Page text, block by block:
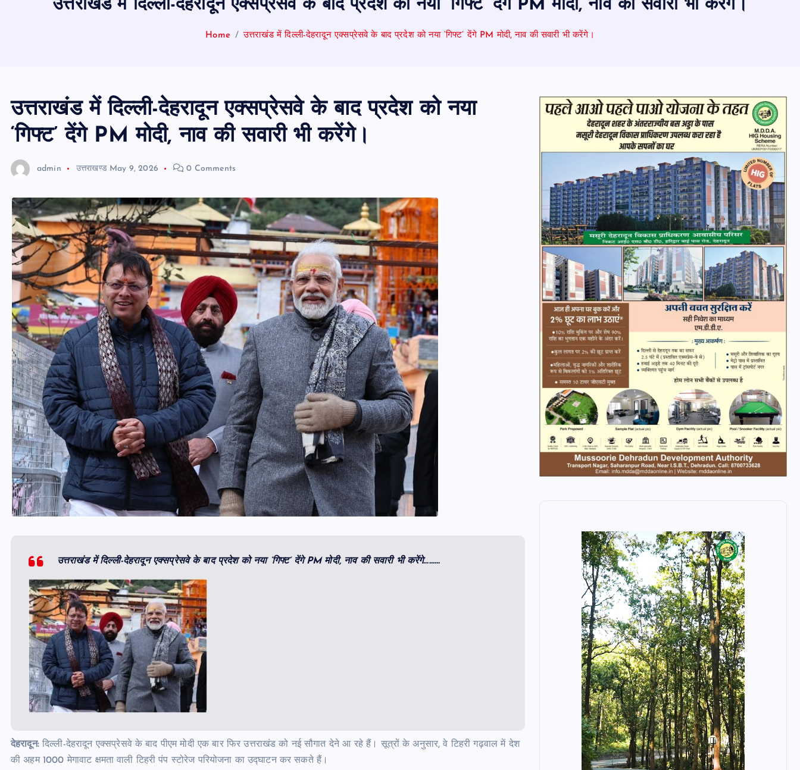
उत्तराखंड में दिल्ली-देहरादून एक्सप्रेसवे के बाद प्रदेश को नया ‘गिफ्ट’ देंगे PM मोदी, नाव की सवारी भी करेंगे।
Home उत्तराखंड में दिल्ली-देहरादून एक्सप्रेसवे के बाद प्रदेश को नया ‘गिफ्ट’ देंगे PM मोदी, नाव की सवारी भी करेंगे।
उत्तराखंड में दिल्ली-देहरादून एक्सप्रेसवे के बाद प्रदेश को नया
‘गिफ्ट’ देंगे PM मोदी, नाव की सवारी भी करेंगे।
admin उत्तराखण्ड May 9, 2026 0 Comments
उत्तराखंड में दिल्ली-देहरादून एक्सप्रेसवे के बाद प्रदेश को नया ‘गिफ्ट’ देंगे PM मोदी, नाव की सवारी भी करेंगे………
देहरादून:दिल्ली-देहरादून एक्सप्रेसवे के बाद पीएम मोदी एक बार फिर उत्तराखंड को नई सौगात देने आ रहे हैं। सूत्रों के अनुसार, वे टिहरी गढ़वाल में देश
की अहम 1000 मेगावाट क्षमता वाली टिहरी पंप स्टोरेज परियोजना का उद्घाटन कर सकते हैं।